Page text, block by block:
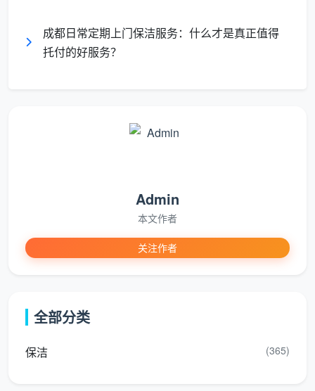
工程
与开
新房精装开荒、别墅竣
地毯及皮沙发清洗、外
用户从“租房退租做一次深度保洁”到“家里大理石地板需
平台之间比价、对接的消费者来说，这是
成都天均安洁
任何一个家政品牌都绕不开用户口碑的检验。通过
梳理各大平台的真实用户反馈，
成都天均安洁保洁呈现
成都日常定期上门保洁服务：什么才是真正值得
托付的好服务？
Admin
本文作者
关注作者
全部分类
保洁 (365)